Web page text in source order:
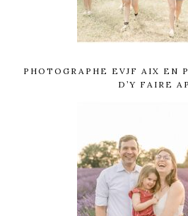
PHOTOGRAPHE EVJF AIX EN
D’Y FAIRE